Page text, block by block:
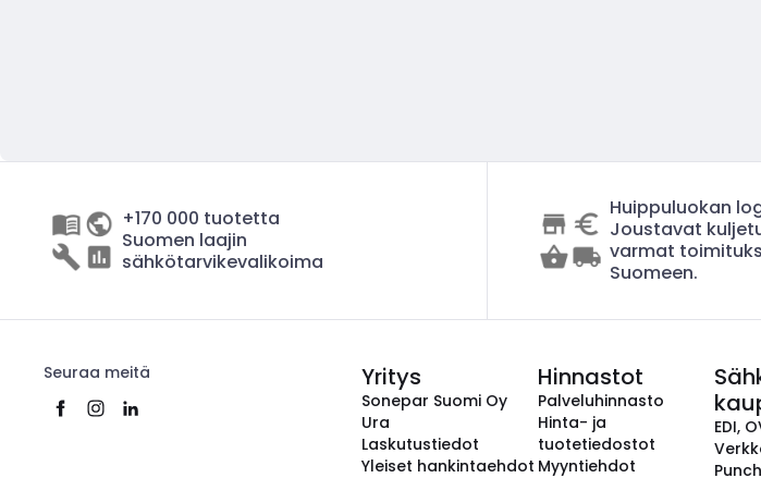
+170 000 tuotetta
Suomen laajin
sähkötarvikevalikoima
Huippuluokan
Joustavat
varmat
Suomeen.
Seuraa meitä Yritys
Sonepar Suomi Oy
Ura
Laskutustiedot
Yleiset hankintaehdot
Hinnastot
Palveluhinnasto
Hinta- ja
tuotetiedostot
Myyntiehdot
EDI,